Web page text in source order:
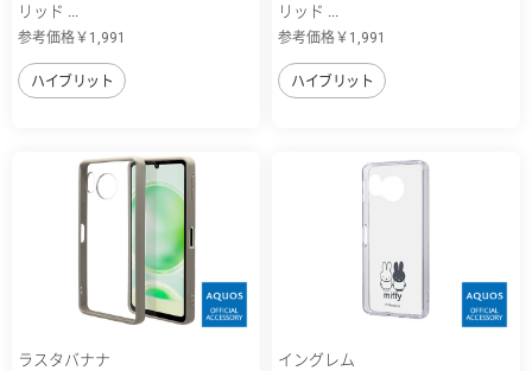
リッド ...
参考価格￥1,991
ハイブリット
リッド ...
参考価格￥1,991
ハイブリット
ラスタバナナ
イングレム